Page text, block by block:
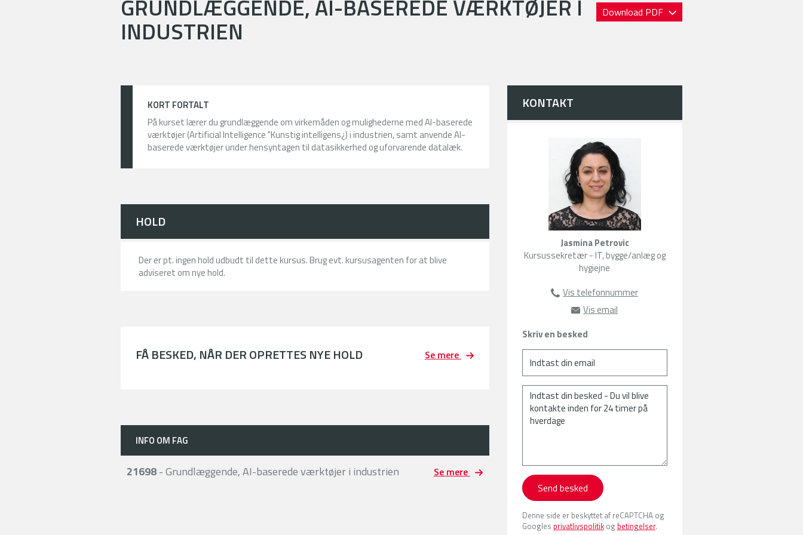
GRUNDLÆGGENDE, AI-BASEREDE VÆRKTØJER I
INDUSTRIEN
Download PDF
KORT FORTALT
På kurset lærer du grundlæggende om virkemåden og mulighederne med AI-baserede
værktøjer (Artificial Intelligence "Kunstig intelligens¿) i industrien, samt anvende AI-
baserede værktøjer under hensyntagen til datasikkerhed og uforvarende datalæk.
HOLD
Der er pt. ingen hold udbudt til dette kursus. Brug evt. kursusagenten for at blive
adviseret om nye hold.
FÅ BESKED, NÅR DER OPRETTES NYE HOLD Se mere
INFO OM FAG
21698- Grundlæggende, AI-baserede værktøjer i industrien Se mere
KONTAKT
Jasmina Petrovic
Kursussekretær - IT, bygge/anlæg og
hygiejne
Vis telefonnummer
63135103
Vis emailjap@amu-fyn.dk
Skriv en besked
Send besked
Denne side er beskyttet af reCAPTCHA og
Googles privatlivspolitikog betingelser.